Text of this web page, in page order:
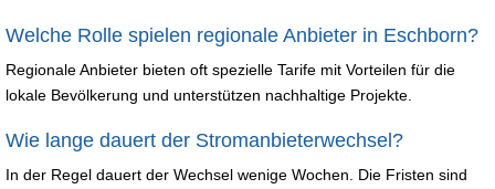
Welche Rolle spielen regionale Anbieter in Eschborn?
Regionale Anbieter bieten oft spezielle Tarife mit Vorteilen für die
lokale Bevölkerung und unterstützen nachhaltige Projekte.
Wie lange dauert der Stromanbieterwechsel?
In der Regel dauert der Wechsel wenige Wochen. Die Fristen sind